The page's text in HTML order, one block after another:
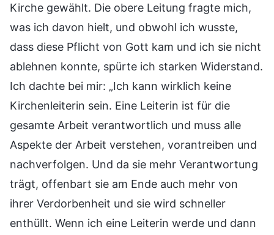
Kirche gewählt. Die obere Leitung fragte mich,
was ich davon hielt, und obwohl ich wusste,
dass diese Pflicht von Gott kam und ich sie nicht
ablehnen konnte, spürte ich starken Widerstand.
Ich dachte bei mir: „Ich kann wirklich keine
Kirchenleiterin sein. Eine Leiterin ist für die
gesamte Arbeit verantwortlich und muss alle
Aspekte der Arbeit verstehen, vorantreiben und
nachverfolgen. Und da sie mehr Verantwortung
trägt, offenbart sie am Ende auch mehr von
ihrer Verdorbenheit und sie wird schneller
enthüllt. Wenn ich eine Leiterin werde und dann